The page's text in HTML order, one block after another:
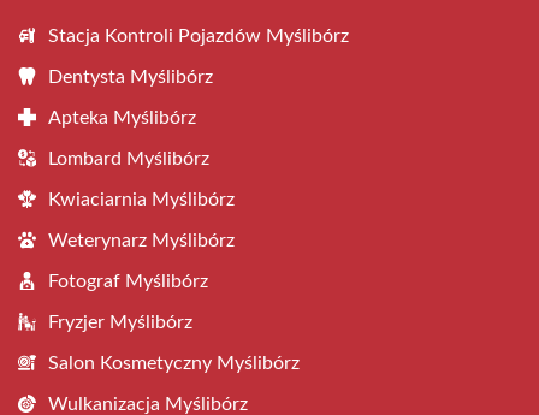
Stacja Kontroli Pojazdów Myślibórz
Dentysta Myślibórz
Apteka Myślibórz
Lombard Myślibórz
Kwiaciarnia Myślibórz
Weterynarz Myślibórz
Fotograf Myślibórz
Fryzjer Myślibórz
Salon Kosmetyczny Myślibórz
Wulkanizacja Myślibórz